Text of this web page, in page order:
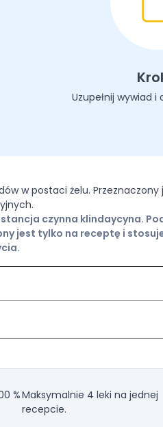
Uzupełnij wywiad
w postaci żelu.
czynna klindaycyna.
jest tylko na receptę i
%Maksymalnie 4 leki na jednej
recepcie.